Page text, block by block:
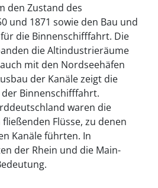
den Zustand des
und 1871 sowie den Bau und
die Binnenschifffahrt. Die
die Altindustrieräume
mit den Nordseehäfen
der Kanäle zeigt die
Binnenschifffahrt.
waren die
Flüsse, zu denen
Kanäle führten. In
der Rhein und die Main-